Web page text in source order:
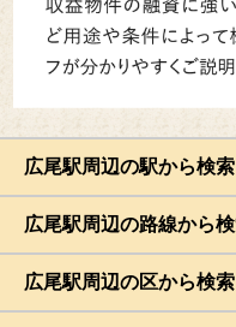
広尾駅周辺の駅から検索